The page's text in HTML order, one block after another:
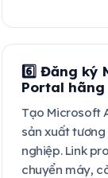
6️⃣ Đăng ký
Portal hãng
Tạo Microsoft
sản xuất
nghiệp. Link
chuyển máy,